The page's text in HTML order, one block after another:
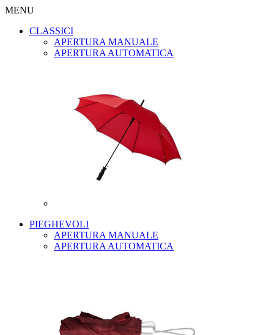
MENU
CLASSICI
APERTURA MANUALE
APERTURA AUTOMATICA
PIEGHEVOLI
APERTURA MANUALE
APERTURA AUTOMATICA